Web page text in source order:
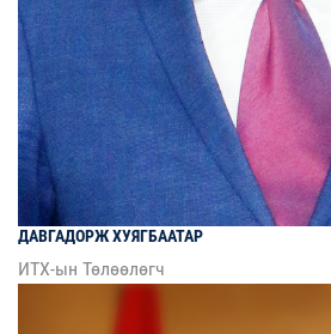
ДАВГАДОРЖХУЯГБААТАР
ИТХ-ын Төлөөлөгч